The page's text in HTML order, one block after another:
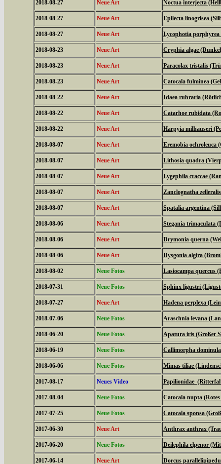
2018-08-27 Neue Art Noctua interjecta
2018-08-27 Neue Art Epilecta linogrisea
2018-08-27 Neue Art Lycophotia
2018-08-23 Neue Art Cryphia algae
2018-08-23 Neue Art Paracolax tristalis
2018-08-23 Neue Art Catocala fulminea
2018-08-22 Neue Art Idaea rubraria
2018-08-22 Neue Art Catarhoe rubidata
2018-08-22 Neue Art Harpyia milhauseri
2018-08-07 Neue Art Eremobia ochroleuca
2018-08-07 Neue Art Lithosia quadra
2018-08-07 Neue Art Lygephila craccae
2018-08-07 Neue Art Zanclognatha
2018-08-07 Neue Art Spatalia argentina
2018-08-06 Neue Art Stegania trimaculata
2018-08-06 Neue Art Drymonia querna
2018-08-06 Neue Art Dysgonia algira
2018-08-02 Neue Fotos Lasiocampa quercus
2018-07-31 Neue Fotos Sphinx ligustri
2018-07-27 Neue Art Hadena perplexa
2018-07-06 Neue Fotos Araschnia levana
2018-06-20 Neue Fotos Apatura iris (Großer
2018-06-19 Neue Fotos Callimorpha
2018-06-06 Neue Fotos Mimas tiliae
2017-08-17 Neues Video Papilionidae
2017-08-04 Neue Fotos Catocala nupta
2017-07-25 Neue Fotos Catocala sponsa
2017-06-30 Neue Art Anthrax anthrax
2017-06-20 Neue Fotos Deilephila elpenor
2017-06-14 Neue Art Dorcus